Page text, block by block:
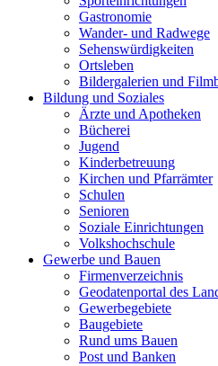
Gastronomie
Wander- und Radwege
Sehenswürdigkeiten
Ortsleben
Bildergalerien und
Bildung und Soziales
Ärzte und Apotheken
Bücherei
Jugend
Kinderbetreuung
Kirchen und Pfarrämter
Schulen
Senioren
Soziale Einrichtungen
Volkshochschule
Gewerbe und Bauen
Firmenverzeichnis
Geodatenportal des
Gewerbegebiete
Baugebiete
Rund ums Bauen
Post und Banken